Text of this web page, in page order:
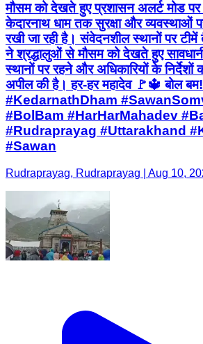
मौसम को देखते हुए प्रशासन अलर्ट मोड पर
केदारनाथ धाम तक सुरक्षा और व्यवस्थाओं पर
रखी जा रही है। संवेदनशील स्थानों पर
ने श्रद्धालुओं से मौसम को देखते हुए
स्थानों पर रहने और अधिकारियों के
अपील की है। हर-हर महादेव 🚩🔱 बोल
#KedarnathDham
#BolBam #HarHarMahadev
#Rudraprayag #Uttarakhand
#Sawan
Rudraprayag, Rudraprayag | Aug 10,